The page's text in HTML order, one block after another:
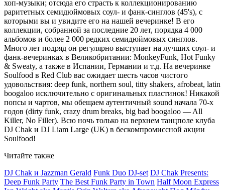
хоп-музыки; отсюда его страсть к коллекционированию
раритетных семидюймовых соул- и фанк-синглов (45's), с
которыми вы и увидите его на нашей вечеринке! В его
коллекции, собранной за последние 20 лет, порядка 4 000
альбомов и более 2 000 редких семидюймовых синглов.
Много лет подряд он регулярно выступает на лучших соул- и
фанк-вечеринках в Великобритании: MonkeyFunk, Hot Funky
& Sweaty, а также в Испании, Германии и т.д. На вечеринке
Soulfood в Red Club вас ожидает шесть часов чистого
удовольствия: deep funk, northern soul, titty shakers, afrobeat, latin
boogaloo исключительно с оригинальных пластинок! Никакой
попсы и чартов, мы обещаем аутентичный sound начала 70-х
годов (dirty funk, crazy drum breaks, big bad boogaloo — All
Killer, No Filler). Всю ночь только на верхнем танцполе клуба
DJ Chak и DJ Liam Large (UK) в бескомпромиссной акции
Soulfood!
Читайте также
DJ Chak и Jazzman Gerald Funk Duo DJ-set DJ Chak Presents:
Deep Funk Party The Best Funk Party in Town Half Moon Express